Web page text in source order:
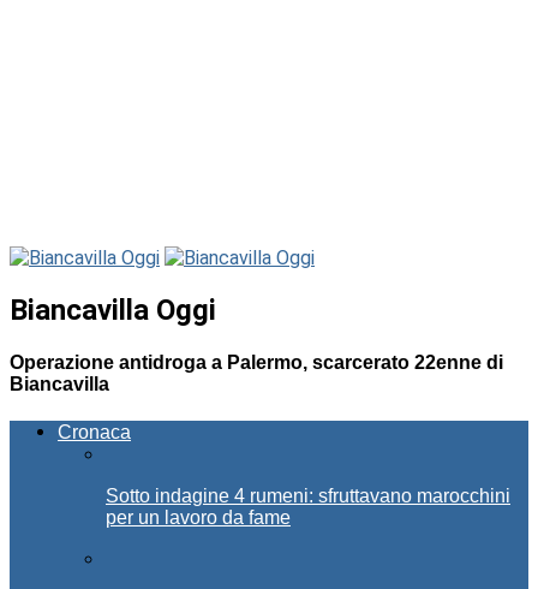
Biancavilla Oggi
Operazione antidroga a Palermo, scarcerato 22enne di
Biancavilla
Cronaca
Sotto indagine 4 rumeni: sfruttavano marocchini
per un lavoro da fame